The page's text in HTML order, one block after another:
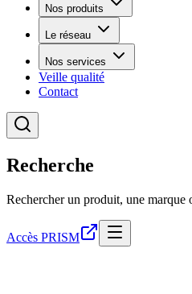
Nos produits
Le réseau
Nos services
Veille qualité
Contact
Recherche
Rechercher un produit, une marque
Accès PRISM